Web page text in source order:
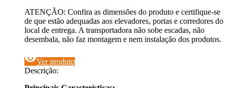
ATENÇÃO: Confira as dimensões do produto e certifique-se
de que estão adequadas aos elevadores, portas e corredores do
local de entrega. A transportadora não sobe escadas, não
desembala, não faz montagem e nem instalação dos produtos.
visibilityVer produto
Descrição: